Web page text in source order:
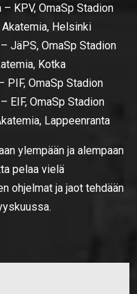
KPV, OmaSp Stadion
Helsinki
JäPS, OmaSp Stadion
Kotka
PIF, OmaSp Stadion
EIF, OmaSp Stadion
Lappeenranta
ylempään ja alempaan
pelaa vielä
ohjelmat ja jaot tehdään